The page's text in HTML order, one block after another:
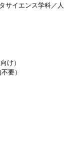
サイエンス学科／人
け）
要）